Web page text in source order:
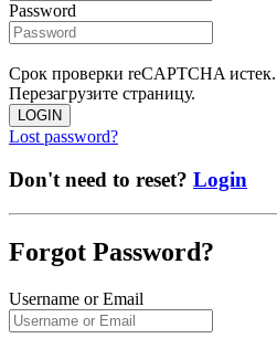
Password
Срок проверки reCAPTCHA истек.
Перезагрузите страницу.
LOGIN
Lost password?
Don't need to reset? Login
Forgot Password?
Username or Email